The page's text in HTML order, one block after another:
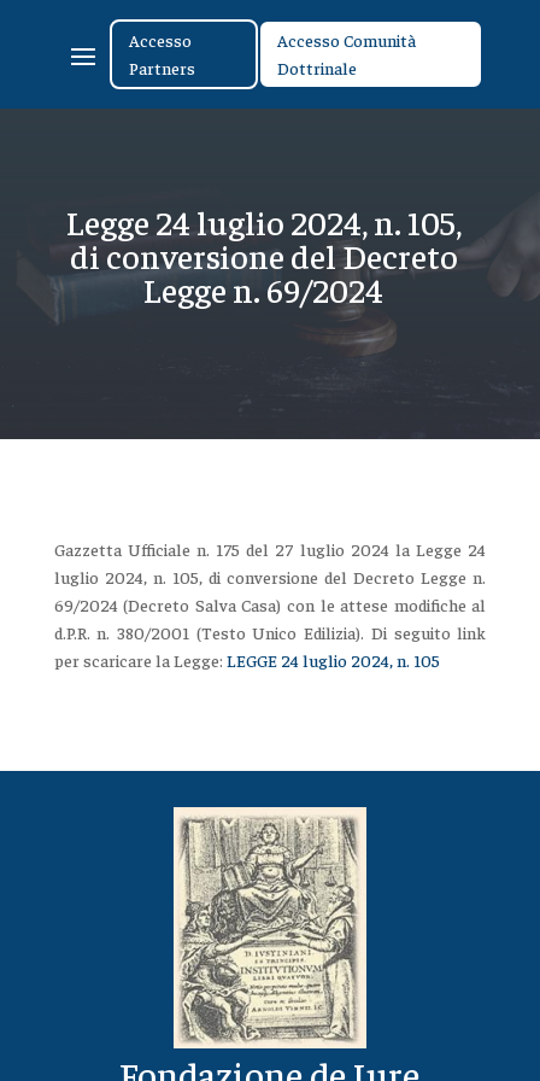
Accesso
Partners
Accesso Comunità
Dottrinale
Legge 24 luglio 2024, n. 105,
di conversione del Decreto
Legge n. 69/2024
Gazzetta Ufficiale n. 175 del 27 luglio 2024 la Legge 24
luglio 2024, n. 105, di conversione del Decreto Legge n.
69/2024 (Decreto Salva Casa) con le attese modifiche al
d.P.R. n. 380/2001 (Testo Unico Edilizia). Di seguito link
per scaricare la Legge: LEGGE 24 luglio 2024, n. 105